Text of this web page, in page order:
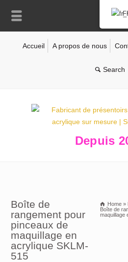
Accueil A propos de nous
Depuis
Boîte de
rangement pour
pinceaux de
maquillage en
acrylique SKLM-
515
Home »
Boîte de
maquillage